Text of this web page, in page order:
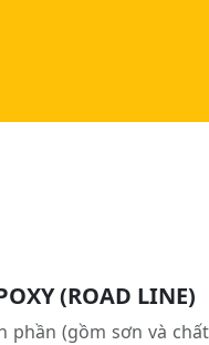
(ROAD LINE)
phần (gồm sơn và